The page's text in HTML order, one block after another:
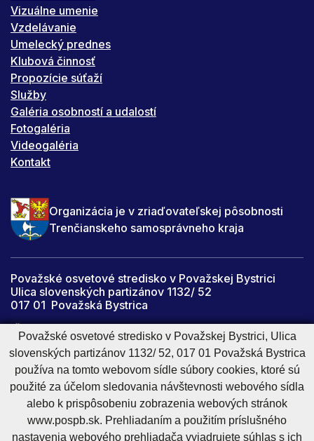
Vizuálne umenie
Vzdelávanie
Umelecký prednes
Klubová činnosť
Propozície súťaží
Služby
Galéria osobností a udalostí
Fotogaléria
Videogaléria
Kontakt
Organizácia je v zriaďovateľskej pôsobnosti
Trenčianskeho samosprávneho kraja
Považské osvetové stredisko v Považskej Bystrici
Ulica slovenských partizánov 1132/ 52
017 01 Považská Bystrica
IČO: 34059067
DIČ: 2021447142
pospb@pospb.sk
Cookies nastavenieCookies - viac informáciíVyhlásenie o prístupnosti
Technický prevádzkovateľ
Správca obsahu
Považské osvetové stredisko v Považskej Bystrici, Ulica
slovenských partizánov 1132/ 52, 017 01 Považská Bystrica
používa na tomto webovom sídle súbory cookies, ktoré sú
použité za účelom sledovania návštevnosti webového sídla
alebo k prispôsobeniu zobrazenia webových stránok
www.pospb.sk. Prehliadaním a použitím príslušného
nastavenia webového prehliadača vyjadrujete súhlas s ich